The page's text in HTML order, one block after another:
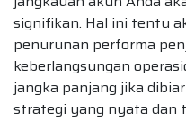
signifikan. Hal ini tentu
penurunan performa
keberlangsungan
jangka panjang jika
strategi yang nyata dan